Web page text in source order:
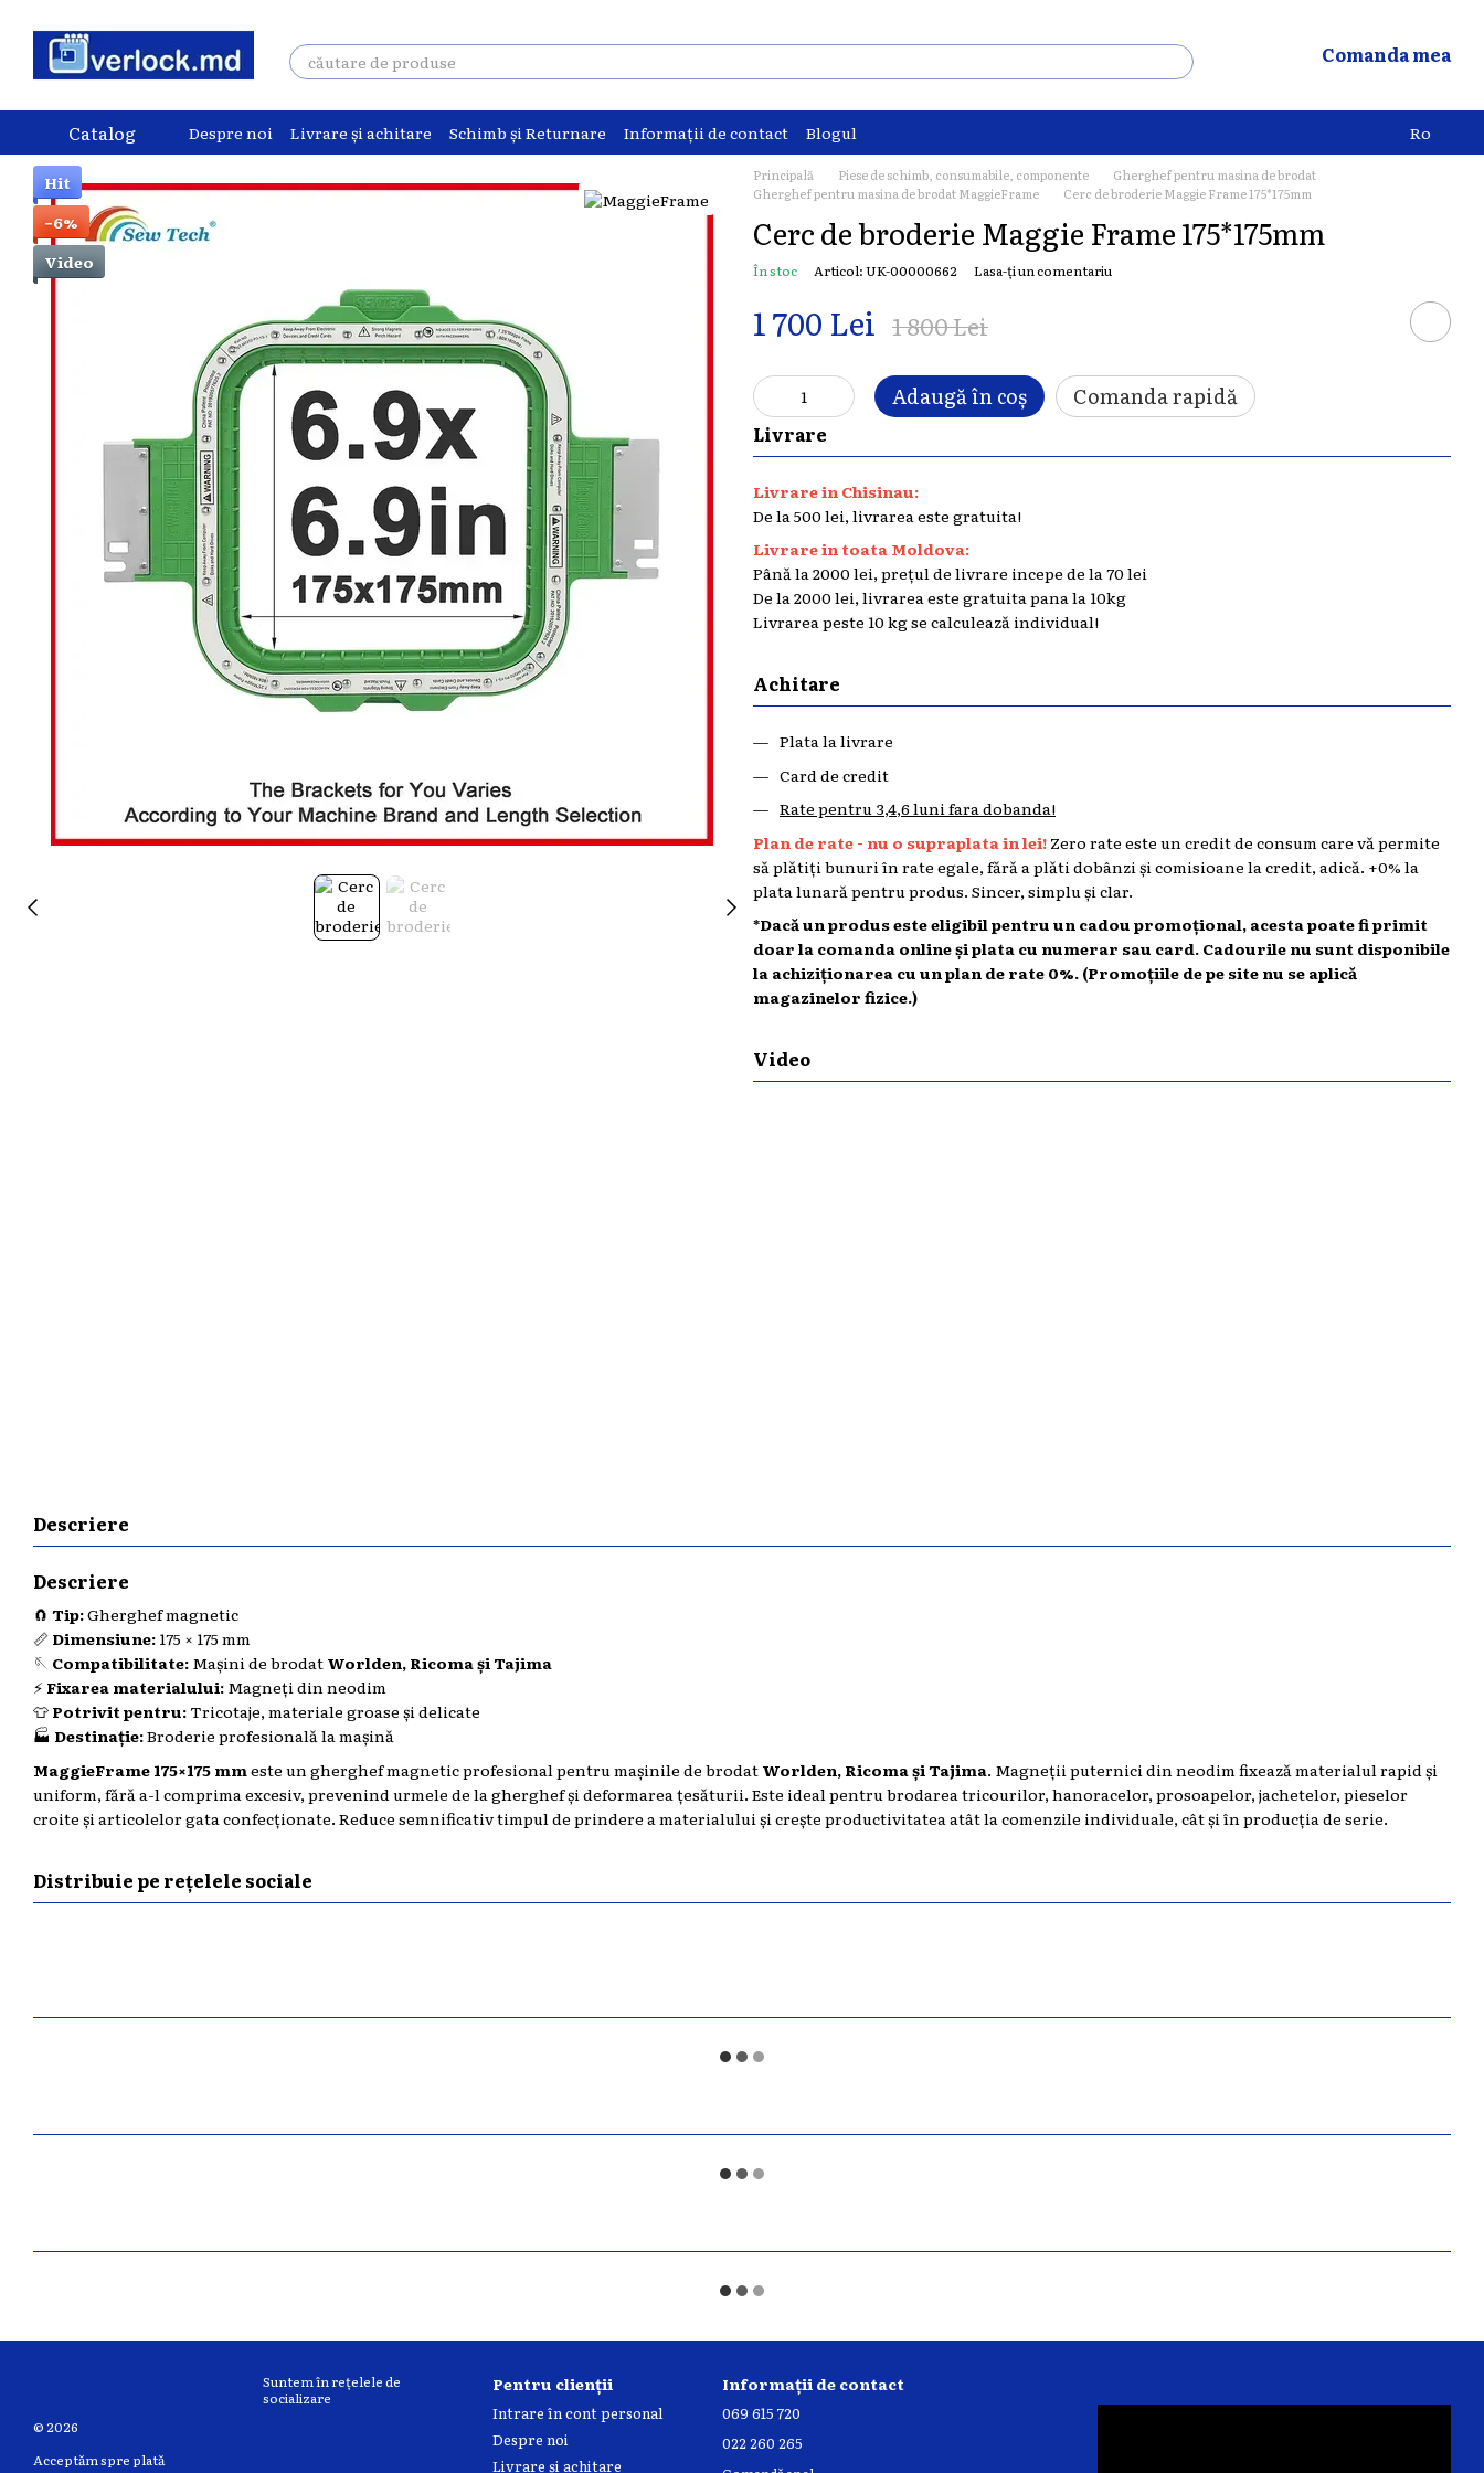
Comanda mea
Catalog Despre noi Livrare și achitare Schimb și Returnare Informații de contact Blogul Ro
Hit
−6%
Video
Principală Piese de schimb, consumabile, componente
Gherghef pentru masina de brodat
Gherghef pentru masina de brodat MaggieFrame
Cerc de broderie Maggie Frame 175*175mm
Cerc de broderie Maggie Frame 175*175mm
În stoc Articol: UK-00000662 Lasa-ți un comentariu
1 700 Lei 1 800 Lei
Adaugă în coș Comanda rapidă
Livrare
Livrare in Chisinau:
De la 500 lei, livrarea este gratuita!
Livrare in toata Moldova:
Până la 2000 lei, prețul de livrare incepe de la 70 lei
De la 2000 lei, livrarea este gratuita pana la 10kg
Livrarea peste 10 kg se calculează individual!
Achitare
Plata la livrare
Card de credit
Rate pentru 3,4,6 luni fara dobanda!
Plan de rate - nu o supraplata in lei! Zero rate este un credit de consum care vă permite
să plătiți bunuri în rate egale, fără a plăti dobânzi și comisioane la credit, adică. +0% la
plata lunară pentru produs. Sincer, simplu și clar.
*Dacă un produs este eligibil pentru un cadou promoțional, acesta poate fi primit
doar la comanda online și plata cu numerar sau card. Cadourile nu sunt disponibile
la achiziționarea cu un plan de rate 0%. (Promoțiile de pe site nu se aplică
magazinelor fizice.)
Video
Descriere
Descriere
🧲 Tip:Gherghef magnetic
📏 Dimensiune: 175 × 175 mm
🪡 Compatibilitate: Mașini de brodat Worlden, Ricoma și Tajima
⚡ Fixarea materialului: Magneți din neodim
👕 Potrivit pentru: Tricotaje, materiale groase și delicate
🏭 Destinație:Broderie profesională la mașină
MaggieFrame 175×175 mm este un gherghef magnetic profesional pentru mașinile de brodat Worlden, Ricoma și Tajima. Magneții puternici din neodim fixează materialul rapid și
uniform, fără a-l comprima excesiv, prevenind urmele de la gherghef și deformarea țesăturii. Este ideal pentru brodarea tricourilor, hanoracelor, prosoapelor, jachetelor, pieselor
croite și articolelor gata confecționate. Reduce semnificativ timpul de prindere a materialului și crește productivitatea atât la comenzile individuale, cât și în producția de serie.
Distribuie pe rețelele sociale
© 2026
Acceptăm spre plată
Suntem în rețelele de
socializare
Pentru clienții
Intrare în cont personal
Despre noi
Livrare și achitare
Informații de contact
069 615 720
022 260 265